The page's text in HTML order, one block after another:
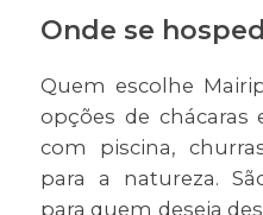
Onde se
Quem escolhe
opções de chácaras
com piscina,
para a natureza.
para quem deseja